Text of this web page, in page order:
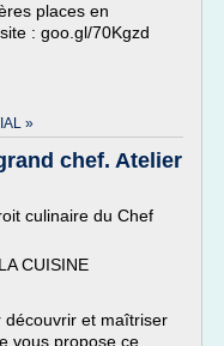
places en
: goo.gl/70Kgzd
»
chef. Atelier
culinaire du Chef
CUISINE
découvrir et maîtriser
vous propose ce